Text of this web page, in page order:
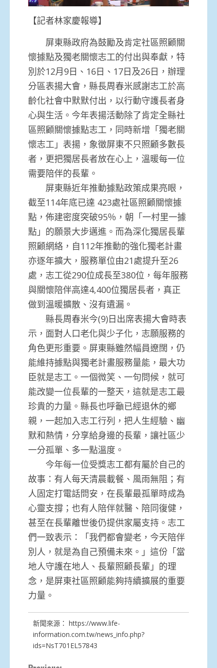
【記者林家慶報導】
屏東縣政府為鼓勵及肯定社區照顧關
懷據點及獨老關懷志工的付出與奉獻，特
別於12月9日、16日、17日及26日，辦理
分區表揚大會，縣長周春米感謝志工於高
齡化社會中默默付出，以行動守護長者身
心與生活。今年表揚活動除了肯定全縣社
區照顧關懷據點志工，同時新增「獨老關
懷志工」表揚，象徵屏東不只照顧多數長
者，更把獨居長者放在心上，溫暖每一位
需要陪伴的長輩。
屏東縣近年推動據點政策成果亮眼，
截至114年底已達 423處社區照顧關懷據
點，佈建密度突破95％，朝「一村里一據
點」的願景大步邁進。而為深化獨居長輩
照顧網絡，自112年推動的強化獨老計畫
亦逐年擴大，服務單位由21處提升至26
處，志工從290位成長至380位，每年服務
與關懷陪伴高達4,400位獨居長者，真正
做到溫暖擴散、沒有遺漏。
縣長周春米今(9)日出席表揚大會時表
示，面對人口老化與少子化，志願服務的
角色更形重要。屏東縣雖然幅員遼闊，仍
能維持據點與獨老計畫服務量能，最大功
臣就是志工。一個微笑、一句問候，就可
能改變一位長輩的一整天，這就是志工最
珍貴的力量。縣長也呼籲已經退休的鄉
親，一起加入志工行列，把人生經驗、幽
默和熱情，分享給身邊的長輩，讓社區少
一分孤單、多一點溫度。
今年每一位受獎志工都有屬於自己的
故事：有人每天清晨載餐、風雨無阻；有
人固定打電話問安，在長輩最孤單時成為
心靈支撐；也有人陪伴就醫、陪同復健，
甚至在長輩離世後仍提供家屬支持。志工
們一致表示：「我們都會變老，今天陪伴
別人，就是為自己預備未來。」這份「當
地人守護在地人、長輩照顧長輩」的理
念，是屏東社區照顧能夠持續擴展的重要
力量。
新聞來源： https://www.life-
information.com.tw/news_info.php?
ids=NsT701EL57843